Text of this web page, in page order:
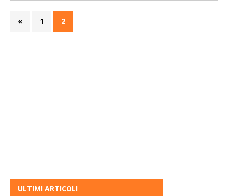
« 1 2
ULTIMI ARTICOLI